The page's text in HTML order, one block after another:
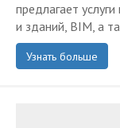
предлагает
и зданий, BIM, а
Узнать больше